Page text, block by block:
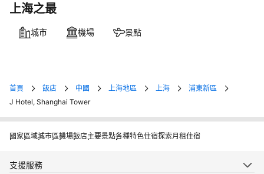
上海之最
城市 機場 景點
首頁 飯店 中國 上海地區 上海
浦東新區
J Hotel, Shanghai Tower
國家區域城市區機場飯店主要景點各種特色住宿探索月租住宿
支援服務